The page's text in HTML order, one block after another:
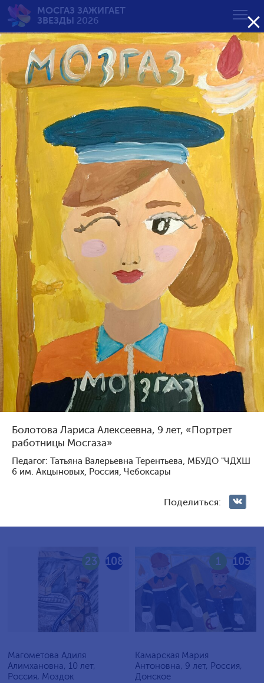
МОСГАЗ ЗАЖИГАЕТ
ЗВЕЗДЫ 2026 
Болотова Лариса Алексеевна, 9 лет, «Портрет
работницы Мосгаза»
Педагог: Татьяна Валерьевна Терентьева, МБУДО "ЧДХШ
6 им. Акцыновых, Россия, Чебоксары
Поделиться:
Будни и праздники
газовой службы
от 7 до 10 лет
Возрастная группа:
от 7 до 10 лет
от 11 до 14 лет
от 15 до 18 лет
Сортировать по результату:
Голосование жюри
Голосования зрителей
119
11
Абсаламова Сумая
114
0
Щукин Степан Денисович,
108
23
Магометова Адиля
Алимхановна, 10 лет,
Россия, Моздок
105
1
Камарская Мария
Антоновна, 9 лет, Россия,
Донское